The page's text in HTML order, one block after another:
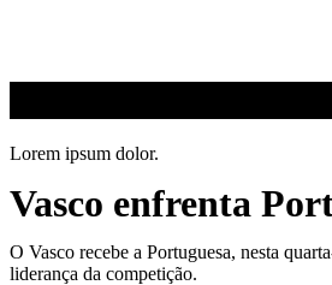
conteúdo
Lorem ipsum dolor.
Vasco enfrenta
O Vasco recebe a Portuguesa, nesta
liderança da competição.